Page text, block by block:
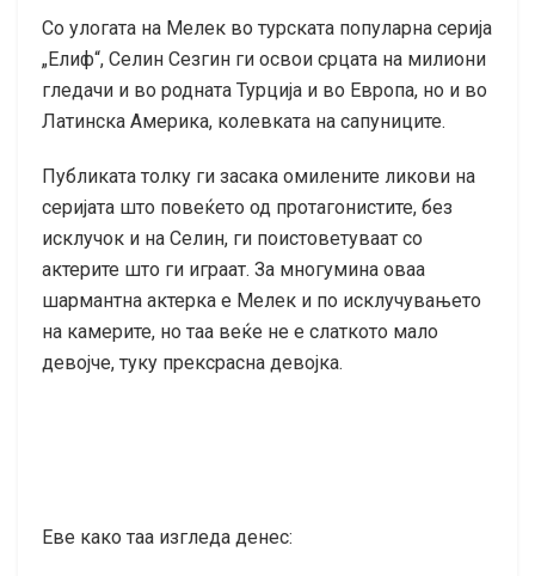
Со улогата на Мелек во турската популарна серија
„Елиф“, Селин Сезгин ги освои срцата на милиони
гледачи и во родната Турција и во Европа, но и во
Латинска Америка, колевката на сапуниците.
Публиката толку ги засака омилените ликови на
серијата што повеќето од протагонистите, без
исклучок и на Селин, ги поистоветуваат со
актерите што ги играат. За многумина оваа
шармантна актерка е Мелек и по исклучувањето
на камерите, но таа веќе не е слаткото мало
девојче, туку прексрасна девојка.
Еве како таа изгледа денес: